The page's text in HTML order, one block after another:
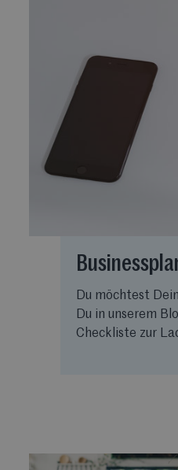
Du möchtest
Du in unserem
Checkliste zur